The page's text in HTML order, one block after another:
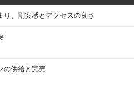
、割安感とアクセスの良さ
の供給と完売